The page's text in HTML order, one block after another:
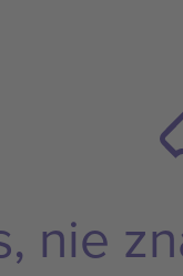
nie